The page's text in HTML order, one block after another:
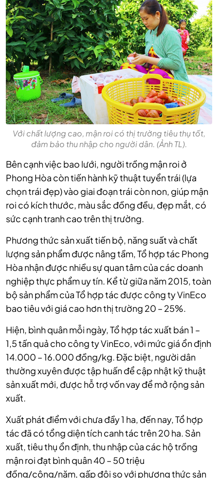
Với chất lượng cao, mận roi có thị trường tiêu thụ tốt,
đảm bảo thu nhập cho người dân. (Ảnh TL).
Bên cạnh việc bao lưới, người trồng mận roi ở
Phong Hòa còn tiến hành kỹ thuật tuyển trái (lựa
chọn trái đẹp) vào giai đoạn trái còn non, giúp mận
roi có kích thước, màu sắc đồng đều, đẹp mắt, có
sức cạnh tranh cao trên thị trường.
Phương thức sản xuất tiến bộ, năng suất và chất
lượng sản phẩm được nâng tầm, Tổ hợp tác Phong
Hòa nhận được nhiều sự quan tâm của các doanh
nghiệp thực phẩm uy tín. Kể từ giữa năm 2015, toàn
bộ sản phẩm của Tổ hợp tác được công ty VinEco
bao tiêu với giá cao hơn thị trường 20 – 25%.
Hiện, bình quân mỗi ngày, Tổ hợp tác xuất bán 1 –
1,5 tấn quả cho công ty VinEco, với mức giá ổn định
14.000 – 16.000 đồng/kg. Đặc biệt, người dân
thường xuyên được tập huấn để cập nhật kỹ thuật
sản xuất mới, được hỗ trợ vốn vay để mở rộng sản
xuất.
Xuất phát điểm với chưa đầy 1 ha, đến nay, Tổ hợp
tác đã có tổng diện tích canh tác trên 20 ha. Sản
xuất, tiêu thụ ổn định, thu nhập của các hộ trồng
mận roi đạt bình quân 40 – 50 triệu
đồng/công/năm, gấp đôi so với phương thức sản